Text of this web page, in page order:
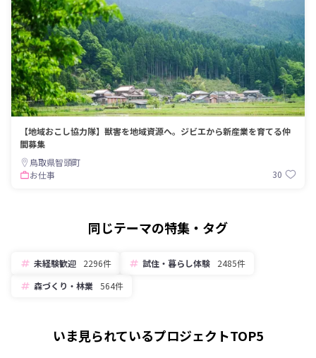
【地域おこし協力隊】獣害を地域資源へ。ジビエから新産業を育てる仲
間募集
鳥取県智頭町
お仕事
30
同じテーマの特集・タグ
未経験歓迎 2296件 試住・暮らし体験
2485件
森づくり・林業
564件
いま見られているプロジェクトTOP5